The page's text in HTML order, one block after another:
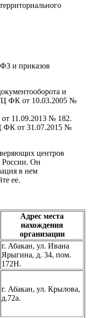
и приказов
и
ФК от 10.03.2005 №
11.09.2013 № 182.
ФК от 31.07.2015 №
центров
России. Он
в нем
ее.
Адрес места
нахождения
организации
г. Абакан, ул. Ивана
Ярыгина, д. 34, пом.
172Н.
г. Абакан, ул. Крылова,
д.72а.